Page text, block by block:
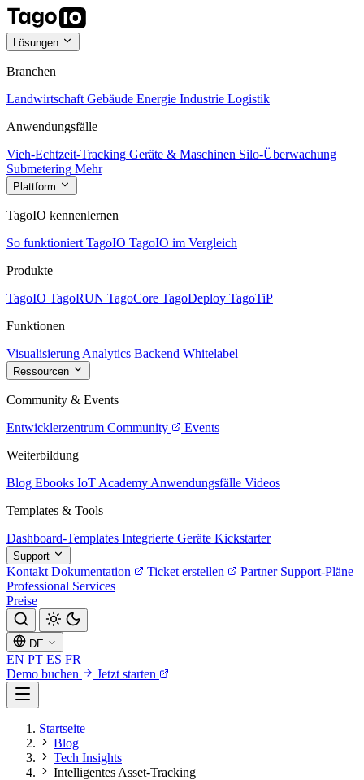
Lösungen
Branchen
Landwirtschaft Gebäude Energie Industrie Logistik
Anwendungsfälle
Vieh-Echtzeit-Tracking Geräte & Maschinen Silo-Überwachung
Submetering Mehr
Plattform
TagoIO kennenlernen
So funktioniert TagoIO TagoIO im Vergleich
Produkte
TagoIO TagoRUN TagoCore TagoDeploy TagoTiP
Funktionen
Visualisierung Analytics Backend Whitelabel
Ressourcen
Community & Events
Entwicklerzentrum Community
Events
Weiterbildung
Blog Ebooks IoT Academy Anwendungsfälle Videos
Templates & Tools
Dashboard-Templates Integrierte Geräte Kickstarter
Support
Kontakt Dokumentation Ticket erstellen Partner Support-Pläne
Professional Services
Preise
DE
EN PT ES FR
Demo buchen
Jetzt starten
Startseite
Blog
Tech Insights
Intelligentes Asset-Tracking